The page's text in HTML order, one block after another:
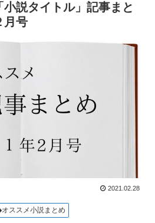
説タイトル」記事まと
月号
2021.02.28
オススメ小説まとめ